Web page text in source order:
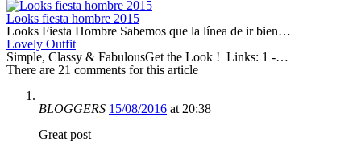
Looks fiesta hombre 2015
Looks Fiesta Hombre Sabemos que la línea de ir bien…
Lovely Outfit
Simple, Classy & FabulousGet the Look ! Links: 1 -…
There are 21 comments for this article
BLOGGERS 15/08/2016 at 20:38
Great post